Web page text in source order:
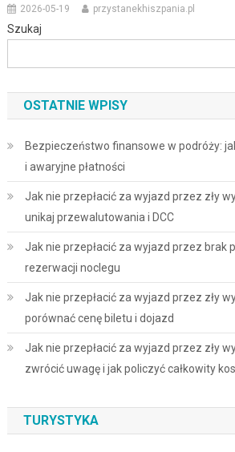
2026-05-19 przystanekhiszpania.pl
Szukaj
OSTATNIE WPISY
Bezpieczeństwo finansowe w podróży:
i awaryjne płatności
Jak nie przepłacić za wyjazd przez zły
unikaj przewalutowania i DCC
Jak nie przepłacić za wyjazd przez brak
rezerwacji noclegu
Jak nie przepłacić za wyjazd przez zły
porównać cenę biletu i dojazd
Jak nie przepłacić za wyjazd przez zły
zwrócić uwagę i jak policzyć całkowity
TURYSTYKA